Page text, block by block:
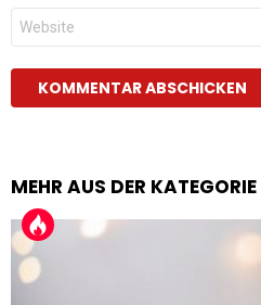
Website
MEHR AUS DER KATEGORIE